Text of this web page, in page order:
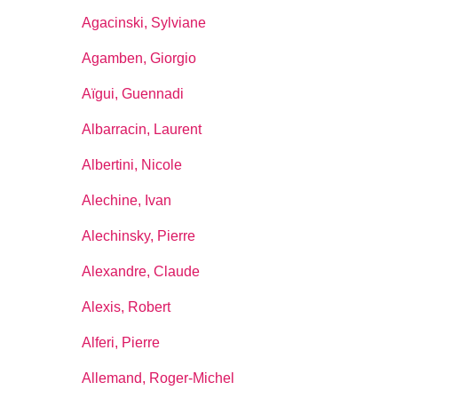
Agacinski, Sylviane
Agamben, Giorgio
Aïgui, Guennadi
Albarracin, Laurent
Albertini, Nicole
Alechine, Ivan
Alechinsky, Pierre
Alexandre, Claude
Alexis, Robert
Alferi, Pierre
Allemand, Roger-Michel